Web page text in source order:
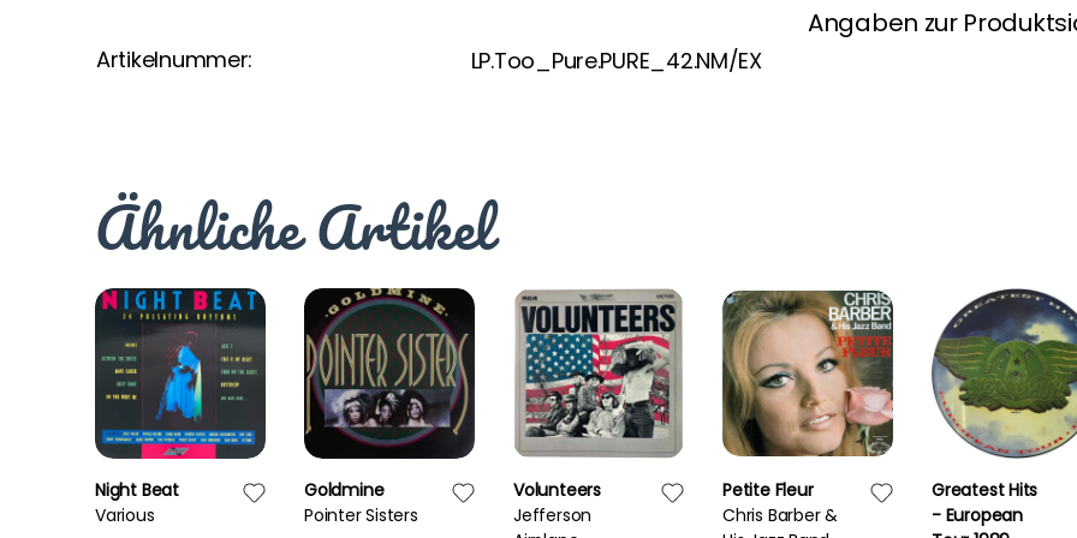
Artikelnummer: LP.Too_Pure.PURE_42.NM/EX
Angaben zur
Ähnliche Artikel
Night Beat
Various
Goldmine
Pointer Sisters
Volunteers
Jefferson
Petite Fleur
Chris Barber &
Greatest Hits
- European